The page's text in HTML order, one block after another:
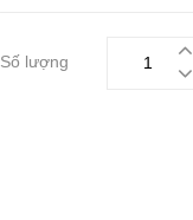
Số lượng